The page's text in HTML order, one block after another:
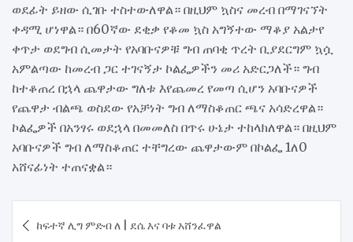
ወደፊት ይዘው ሲገቡ ተስተውለዋል። በዚህም ኳስና መረብ በማገናኘት
ቀዳሚ ሆነዋል። በ60ኛው ደቂቃ የቆመ ኳስ አግኝተው ማቆያ አልታየ
ቀጥታ ወደግብ ሲመታት የአባቡናዎቹ ግብ ጠባቂ ጥረት ቢያደርግም ኳሷ
አምልጣው ከመረብ ጋር ተገናኝታ ኮልፌዎችን መሪ አድርጋለች። ግብ
ከተቆጠረ በኋላ ጨዋታው ግለቱ እየጨመረ የመጣ ሲሆን አባቡናዎች
የጨዋታ ብልጫ ወስደው የአቻነት ግብ ለማስቆጠር ጫና አሳድረዋል።
ኮልፌዎች በአንፃሩ ወደኋላ በመመለስ በጥሩ ሁኔታ ተከላክለዋል። በዚህም
አባቡናዎች ግብ ለማስቆጠር ተቸግረው ጨዋታውም በኮልፌ 1ለ0
አሸናፊነት ተጠናቋል።
ከፍተኛ ሊግ ምድብ ለ | ደሴ እና ባቱ አሸንፈዋል